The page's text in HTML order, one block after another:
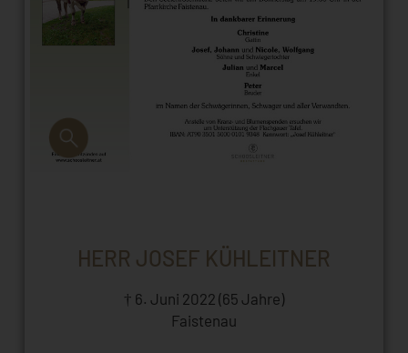
HERR JOSEF KÜHLEITNER
† 6. Juni 2022 (65 Jahre)
Faistenau